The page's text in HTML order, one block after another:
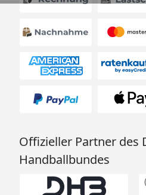
Offizieller Partner des
Handballbundes